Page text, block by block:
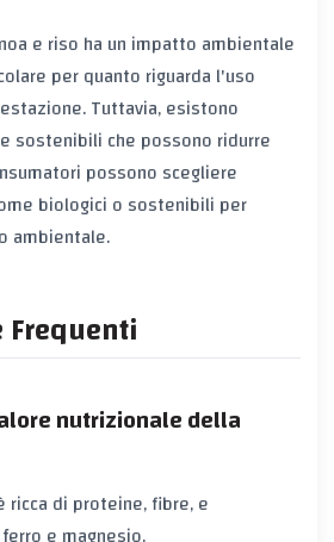
e riso ha un impatto ambientale
per quanto riguarda l'uso
Tuttavia, esistono
sostenibili che possono ridurre
possono scegliere
biologici o sostenibili per
ambientale.
nutrizionale della
ricca di proteine, fibre, e